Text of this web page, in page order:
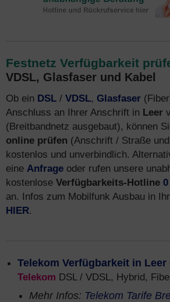
Festnetz Verfügbarkeit
VDSL, Glasfaser und Kabel
Ob ein DSL / VDSL, Glasfaser
Anschluss an Ihrer Anschrift in Leer
(Breitbandnetz ausgebaut), können
online prüfen (Anschrift / Straße
kostenlos und unverbindlich.
eine Anfrage oder rufen unsere
kostenlose Verfügbarkeits-Hotline
an. Infos zum Mobilfunk Ausbau in
HIER.
Telekom Verfügbarkeit in Leer
Telekom DSL / VDSL, Hybrid,
Mehr Infos: Telekom Tarife